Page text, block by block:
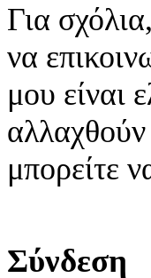
Για
να
μου είναι
αλλαχθούν
μπορείτε
Σύνδεση